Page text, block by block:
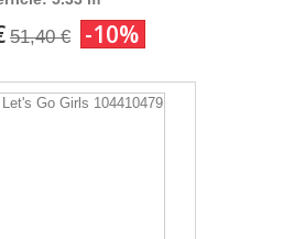
51,40 € -10%